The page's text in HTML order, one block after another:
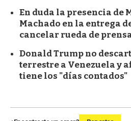
En duda la presencia de
Machado en la entrega
cancelar rueda de
Donald Trump no
terrestre a Venezuela y
tiene los "días contados"